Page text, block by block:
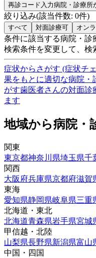
再診コード入力病院・診療所
絞り込み(該当件数: 0件)
すべて 対面診療可 オン
条件に該当する病院・診
検索条件を変更して、検
症状からさがす (症状チ
果をもとに適切な病院・
がす歯医者さんの対面診
ます
地域から病院・
関東
東京都神奈川県埼玉県千
関西
大阪府兵庫県京都府滋賀
東海
愛知県静岡県岐阜県三重
北海道・東北
北海道青森県岩手県宮城
甲信越・北陸
山梨県長野県新潟県富山
中国・四国